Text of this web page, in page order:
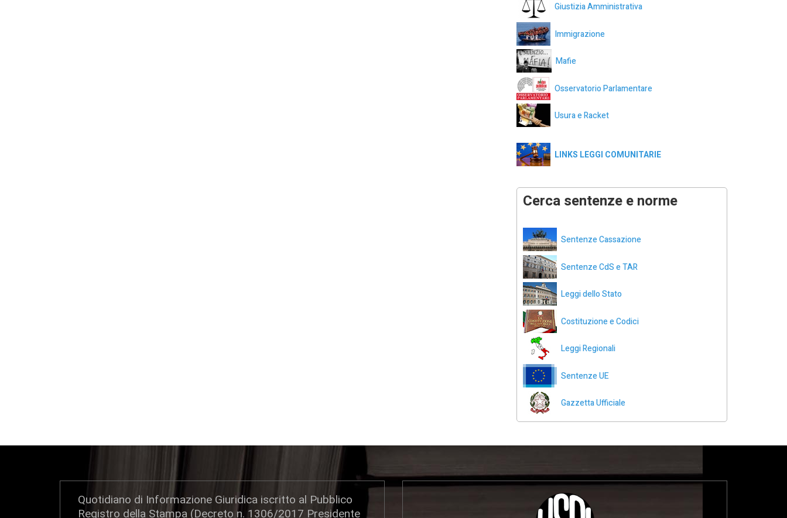
Giustizia Amministrativa
Immigrazione
Mafie
Osservatorio Parlamentare
Usura e Racket
LINKS LEGGI COMUNITARIE
Cerca sentenze e norme
Sentenze Cassazione
Sentenze CdS e TAR
Leggi dello Stato
Costituzione e Codici
Leggi Regionali
Sentenze UE
Gazzetta Ufficiale
Quotidiano di Informazione Giuridica iscritto al Pubblico
Registro della Stampa (Decreto n. 1306/2017 Presidente